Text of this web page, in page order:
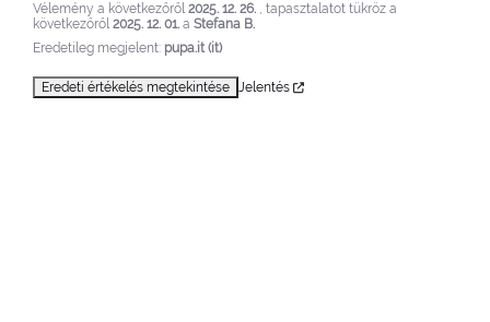
Vélemény a következőről 2025. 12. 26. , tapasztalatot tükröz a
következőről 2025. 12. 01. a Stefana B.
Eredetileg megjelent: pupa.it (it)
Eredeti értékelés megtekintése Jelentés